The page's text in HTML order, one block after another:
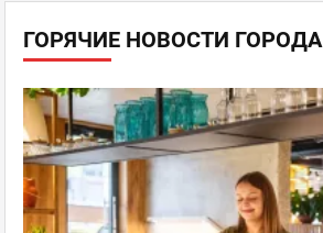
ГОРЯЧИЕ НОВОСТИ ГОРОДА